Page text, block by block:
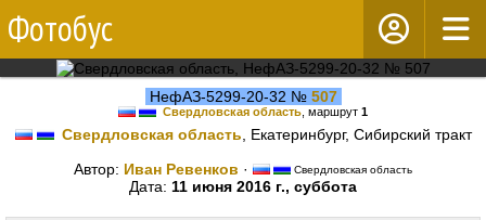
Фотобус
НефАЗ-5299-20-32 № 507
Свердловская область , маршрут 1
Свердловская область , Екатеринбург, Сибирский тракт
Автор: Иван Ревенков · Свердловская область
Дата: 11 июня 2016 г., суббота